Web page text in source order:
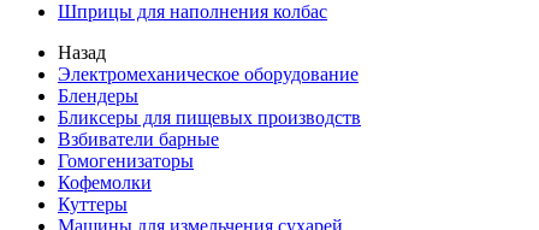
Шприцы для наполнения колбас
Назад
Электромеханическое оборудование
Блендеры
Бликсеры для пищевых производств
Взбиватели барные
Гомогенизаторы
Кофемолки
Куттеры
Машины для измельчения сухарей